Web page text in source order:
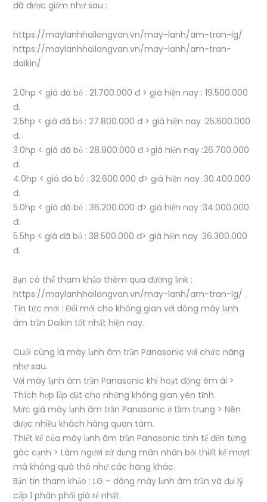
đã được giảm như sau :
https://maylanhhailongvan.vn/may-lanh/am-tran-lg/
https://maylanhhailongvan.vn/may-lanh/am-tran-
daikin/
2.0hp < giá đã bỏ : 21.700.000 đ > giá hiện nay : 19.500.000
đ.
2.5hp < giá đã bỏ : 27.800.000 đ > giá hiện nay :25.600.000
đ.
3.0hp < giá đã bỏ : 28.900.000 đ >giá hiện nay :26.700.000
đ.
4.0hp < giá đã bỏ : 32.600.000 đ> giá hiện nay :30.400.000
đ.
5.0hp < giá đã bỏ : 36.200.000 đ> giá hiện nay :34.000.000
đ.
5.5hp < giá đã bỏ : 38.500.000 đ> giá hiện nay :36.300.000
đ.
Bạn có thể tham khảo thêm qua đường link :
https://maylanhhailongvan.vn/may-lanh/am-tran-lg/ .
Tin tức mới : Đổi mới cho không gian với dòng máy lạnh
âm trần Daikin tốt nhất hiện nay.
Cuối cùng là máy lạnh âm trần Panasonic với chức năng
như sau.
Với máy lạnh âm trần Panasonic khi hoạt động êm ái >
Thích hợp lắp đặt cho những không gian yên tĩnh.
Mức giá máy lạnh âm trần Panasonic ở tầm trung > Nên
được nhiều khách hàng quan tâm.
Thiết kế của máy lạnh âm trần Panasonic tinh tế đến từng
góc cạnh > Làm người sử dụng mãn nhãn bởi thiết kế mượt
mà không quá thô như các hãng khác.
Bản tin tham khảo : LG – dòng máy lạnh âm trần và đại lý
cấp 1 phân phối giá rẻ nhất.